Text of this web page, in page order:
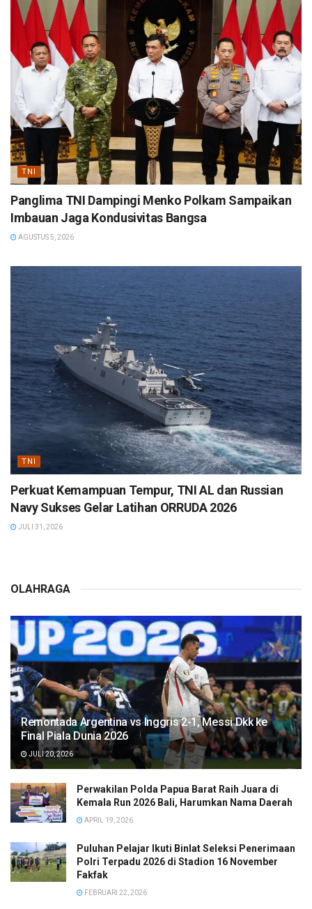
TNI
Panglima TNI Dampingi Menko Polkam Sampaikan
Imbauan Jaga Kondusivitas Bangsa
AGUSTUS 5, 2026
TNI
Perkuat Kemampuan Tempur, TNI AL dan Russian
Navy Sukses Gelar Latihan ORRUDA 2026
JULI 31, 2026
OLAHRAGA
Remontada Argentina vs Inggris 2-1, Messi Dkk ke
Final Piala Dunia 2026
JULI 20, 2026
Perwakilan Polda Papua Barat Raih Juara di
Kemala Run 2026 Bali, Harumkan Nama Daerah
APRIL 19, 2026
Puluhan Pelajar Ikuti Binlat Seleksi Penerimaan
Polri Terpadu 2026 di Stadion 16 November
Fakfak
FEBRUARI 22, 2026